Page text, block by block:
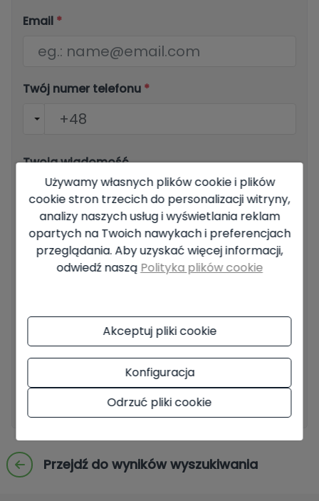
Email *
Twój numer telefonu *
Twoja wiadomość
Podstawowe informacje na temat ochrony danych w
oparciu o europejskie rozporządzenie o ochronie danych
Przeczytałem i akceptujęInformacja prawnaiPolityka
Chcę otrzymywać nowe oferty
Wyślij zapytanie
Przejdź do wyników wyszukiwania
Używamy własnych plików cookie i plików
cookie stron trzecich do personalizacji witryny,
analizy naszych usług i wyświetlania reklam
opartych na Twoich nawykach i preferencjach
przeglądania. Aby uzyskać więcej informacji,
odwiedź naszą Polityka plików cookie
Akceptuj pliki cookie
Konfiguracja
Odrzuć pliki cookie